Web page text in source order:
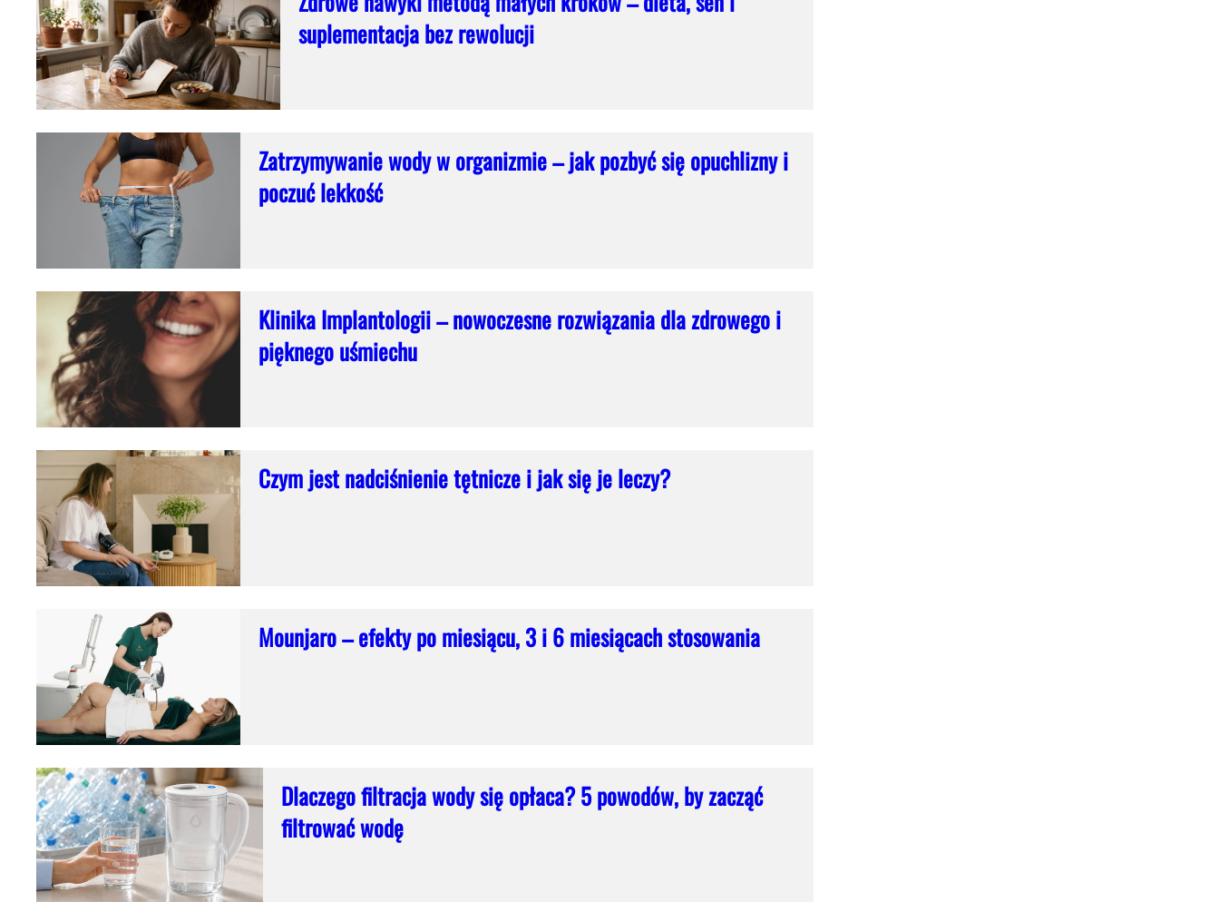
suplementacja bez rewolucji
Zatrzymywanie wody w organizmie – jak pozbyć się opuchlizny i
poczuć lekkość
Klinika Implantologii – nowoczesne rozwiązania dla zdrowego i
pięknego uśmiechu
Czym jest nadciśnienie tętnicze i jak się je leczy?
Mounjaro – efekty po miesiącu, 3 i 6 miesiącach stosowania
Dlaczego filtracja wody się opłaca? 5 powodów, by zacząć
filtrować wodę